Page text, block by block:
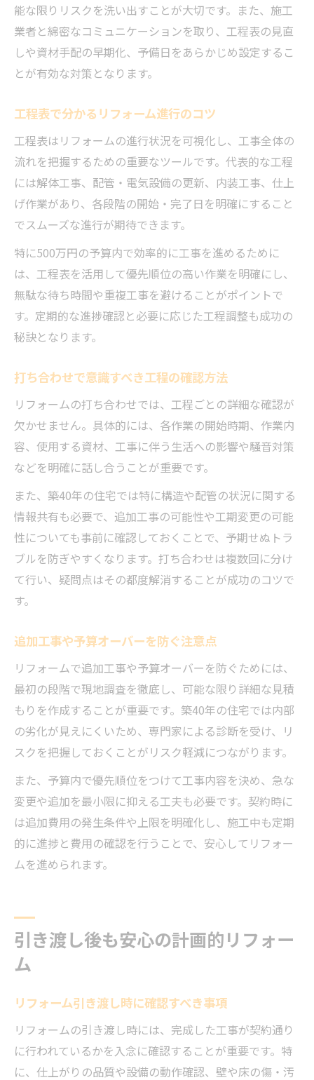
能な限りリスクを洗い出すことが大切です。また、施工
業者と綿密なコミュニケーションを取り、工程表の見直
しや資材手配の早期化、予備日をあらかじめ設定するこ
とが有効な対策となります。
工程表で分かるリフォーム進行のコツ
工程表はリフォームの進行状況を可視化し、工事全体の
流れを把握するための重要なツールです。代表的な工程
には解体工事、配管・電気設備の更新、内装工事、仕上
げ作業があり、各段階の開始・完了日を明確にすること
でスムーズな進行が期待できます。
特に500万円の予算内で効率的に工事を進めるために
は、工程表を活用して優先順位の高い作業を明確にし、
無駄な待ち時間や重複工事を避けることがポイントで
す。定期的な進捗確認と必要に応じた工程調整も成功の
秘訣となります。
打ち合わせで意識すべき工程の確認方法
リフォームの打ち合わせでは、工程ごとの詳細な確認が
欠かせません。具体的には、各作業の開始時期、作業内
容、使用する資材、工事に伴う生活への影響や騒音対策
などを明確に話し合うことが重要です。
また、築40年の住宅では特に構造や配管の状況に関する
情報共有も必要で、追加工事の可能性や工期変更の可能
性についても事前に確認しておくことで、予期せぬトラ
ブルを防ぎやすくなります。打ち合わせは複数回に分け
て行い、疑問点はその都度解消することが成功のコツで
す。
追加工事や予算オーバーを防ぐ注意点
リフォームで追加工事や予算オーバーを防ぐためには、
最初の段階で現地調査を徹底し、可能な限り詳細な見積
もりを作成することが重要です。築40年の住宅では内部
の劣化が見えにくいため、専門家による診断を受け、リ
スクを把握しておくことがリスク軽減につながります。
また、予算内で優先順位をつけて工事内容を決め、急な
変更や追加を最小限に抑える工夫も必要です。契約時に
は追加費用の発生条件や上限を明確化し、施工中も定期
的に進捗と費用の確認を行うことで、安心してリフォー
ムを進められます。
引き渡し後も安心の計画的リフォー
ム
リフォーム引き渡し時に確認すべき事項
リフォームの引き渡し時には、完成した工事が契約通り
に行われているかを入念に確認することが重要です。特
に、仕上がりの品質や設備の動作確認、壁や床の傷・汚